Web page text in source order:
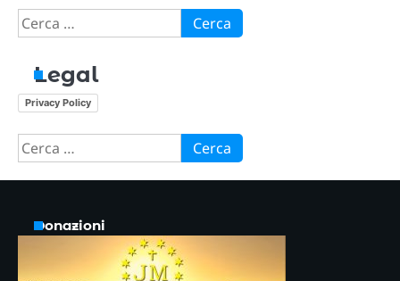
Ricerca
per:
Legal
Privacy Policy
Ricerca
per:
Donazioni